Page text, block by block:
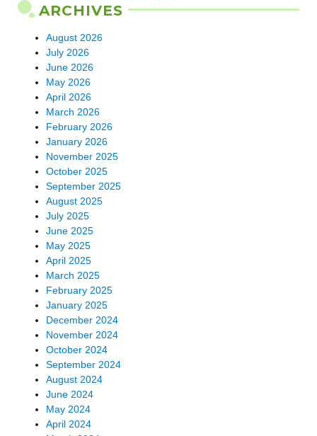
ARCHIVES
August 2026
July 2026
June 2026
May 2026
April 2026
March 2026
February 2026
January 2026
November 2025
October 2025
September 2025
August 2025
July 2025
June 2025
May 2025
April 2025
March 2025
February 2025
January 2025
December 2024
November 2024
October 2024
September 2024
August 2024
June 2024
May 2024
April 2024